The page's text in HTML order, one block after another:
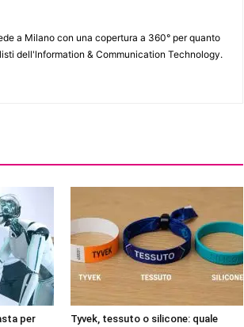
a Milano con una copertura a 360° per quanto
dell'lnformation & Communication Technology.
per
Tyvek, tessuto o silicone: quale